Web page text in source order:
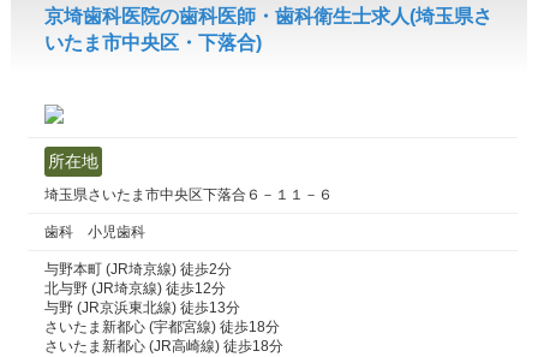
京埼歯科医院の歯科医師・歯科衛生士求人(埼玉県さ
いたま市中央区・下落合)
所在地
埼玉県さいたま市中央区下落合６－１１－６
歯科 小児歯科
与野本町 (JR埼京線) 徒歩2分
北与野 (JR埼京線) 徒歩12分
与野 (JR京浜東北線) 徒歩13分
さいたま新都心 (宇都宮線) 徒歩18分
さいたま新都心 (JR高崎線) 徒歩18分